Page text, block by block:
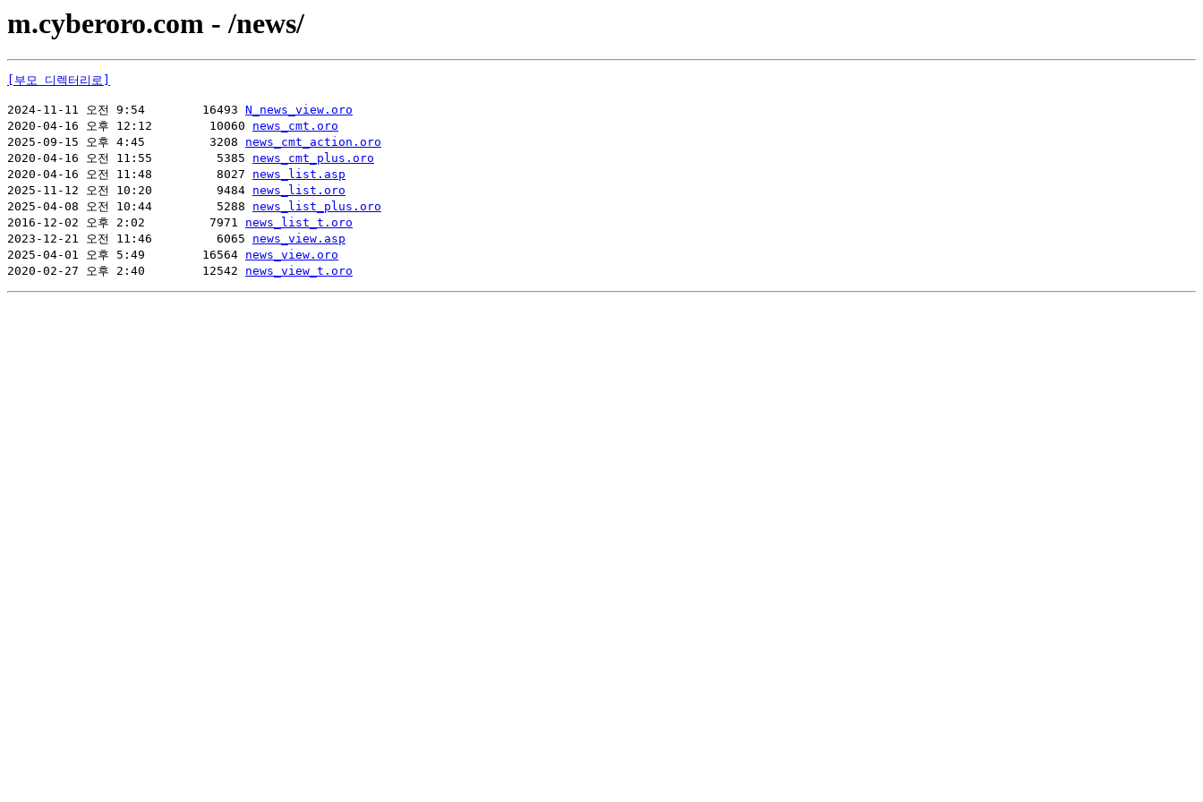
m.cyberoro.com - /news/
[부모 디렉터리로]
2024-11-11 오전 9:54        16493 N_news_view.oro
2020-04-16 오후 12:12        10060 news_cmt.oro
2025-09-15 오후 4:45         3208 news_cmt_action.oro
2020-04-16 오전 11:55         5385 news_cmt_plus.oro
2020-04-16 오전 11:48         8027 news_list.asp
2025-11-12 오전 10:20         9484 news_list.oro
2025-04-08 오전 10:44         5288 news_list_plus.oro
2016-12-02 오후 2:02         7971 news_list_t.oro
2023-12-21 오전 11:46         6065 news_view.asp
2025-04-01 오후 5:49        16564 news_view.oro
2020-02-27 오후 2:40        12542 news_view_t.oro